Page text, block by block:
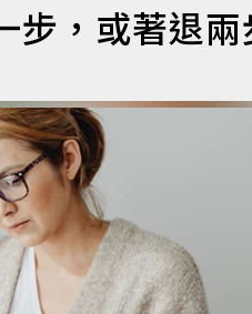
步，或著退